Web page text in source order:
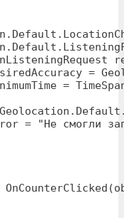
=
=
= "Не смогли